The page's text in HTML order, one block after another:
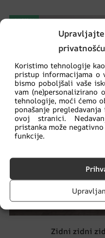
privatnošću
Koristimo tehnologije
pristup informacijama o
bismo poboljšali vaše
vam (ne)personalizirano
tehnologije, moći ćemo
ponašanje
ovoj stranici.
pristanka može
funkcije.
AKCIJA!
Zidni zidni